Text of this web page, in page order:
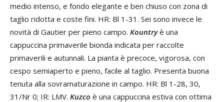
medio intenso, e fondo elegante e ben chiuso con zona di
taglio ridotta e coste fini. HR: Bl 1-31. Sei sono invece le
novità di Gautier per pieno campo. Kountry è una
cappuccina primaverile bionda indicata per raccolte
primaverili e autunnali. La pianta è precoce, vigorosa, con
cespo semiaperto e pieno, facile al taglio. Presenta buona
tenuta alla sovramaturazione in campo. HR: Bl 1-28, 30,
31/Nr 0; IR: LMV. Kuzco è una cappuccina estiva con ottima